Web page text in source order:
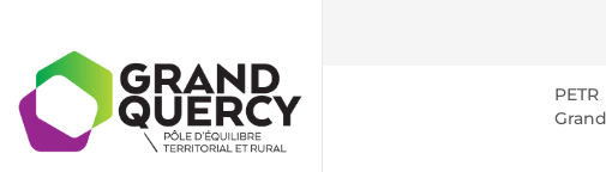
PETR